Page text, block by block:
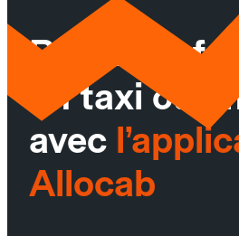
Réservez
un taxi ou
avec
Allocab